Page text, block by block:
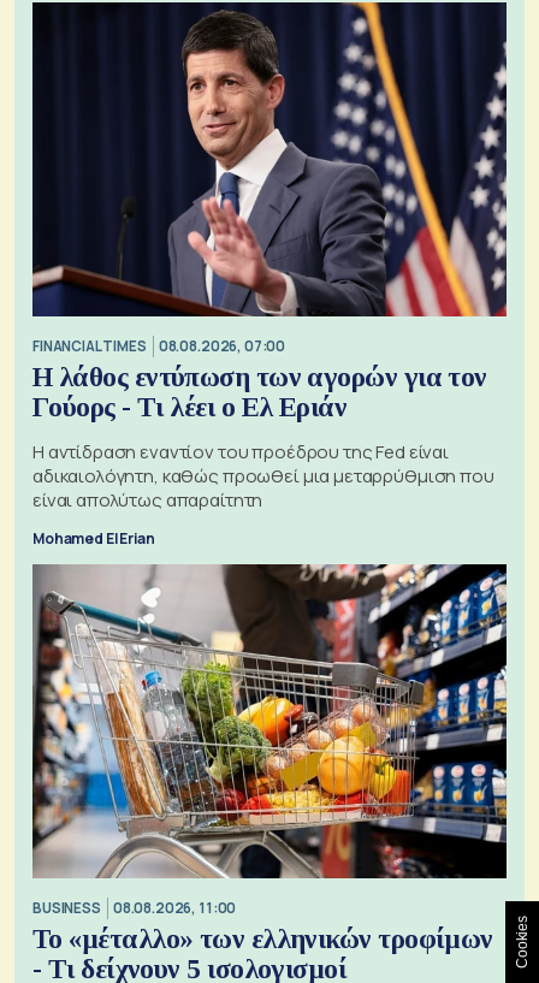
FINANCIAL TIMES 08.08.2026, 07:00
Η λάθος εντύπωση των αγορών για τον
Γούορς - Τι λέει ο Ελ Εριάν
Η αντίδραση εναντίον του προέδρου της Fed είναι
αδικαιολόγητη, καθώς προωθεί μια μεταρρύθμιση που
είναι απολύτως απαραίτητη
Mohamed El Erian
BUSINESS 08.08.2026, 11:00
Το «μέταλλο» των ελληνικών τροφίμων
- Τι δείχνουν 5 ισολογισμοί
Cookies